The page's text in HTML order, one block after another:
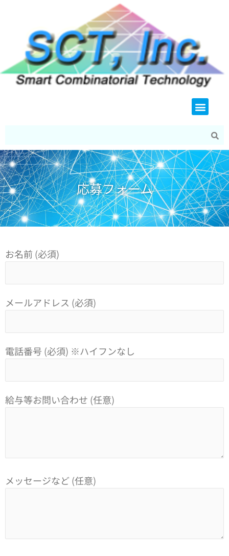
キ
メ
ニ
応募フォーム
お名前 (必須)
メールアドレス (必須)
電話番号 (必須) ※ハイフンなし
給与等お問い合わせ (任意)
メッセージなど (任意)